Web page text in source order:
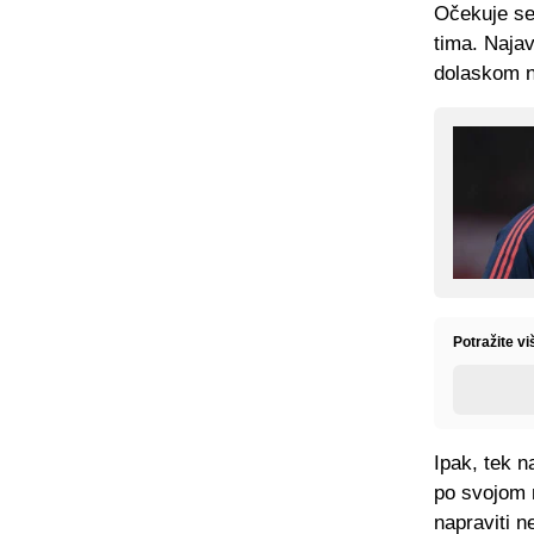
Očekuje
tima.
dolaskom
Potražite
Ipak, tek
po svojom
napraviti